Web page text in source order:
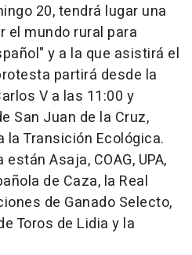
20, tendrá lugar una
el mundo rural para
y a la que asistirá el
partirá desde la
V a las 11:00 y
San Juan de la Cruz,
Transición Ecológica.
Asaja, COAG, UPA,
de Caza, la Real
de Ganado Selecto,
Toros de Lidia y la